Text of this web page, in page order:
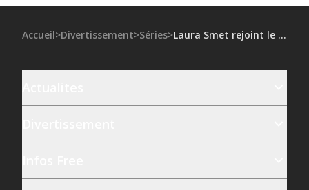
Accueil>Divertissement>Séries> Laura Smet rejoint le casting de cette série américaine très attendue